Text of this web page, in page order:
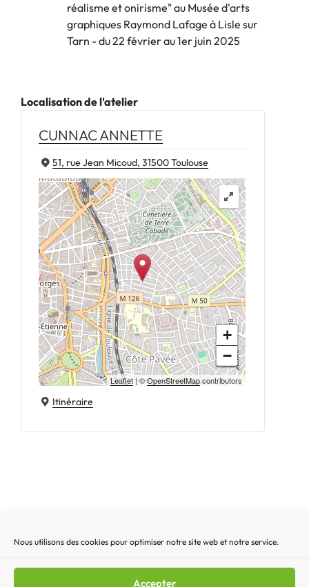
Nous utilisons des cookies pour optimiser notre site web et notre service.
Accepter
réalisme et onirisme" au Musée d'arts
graphiques Raymond Lafage à Lisle sur
Tarn - du 22 février au 1er juin 2025
Localisation de l'atelier
CUNNAC ANNETTE
51, rue Jean Micoud, 31500 Toulouse
+
−
Leaflet| ©OpenStreetMapcontributors
Itinéraire
Recherche